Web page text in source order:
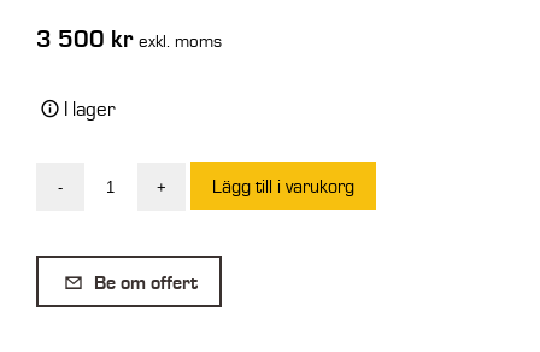
3 500 kr exkl. moms
I lager
-
30
×
+ Lägg till i varukorg
Be om offert